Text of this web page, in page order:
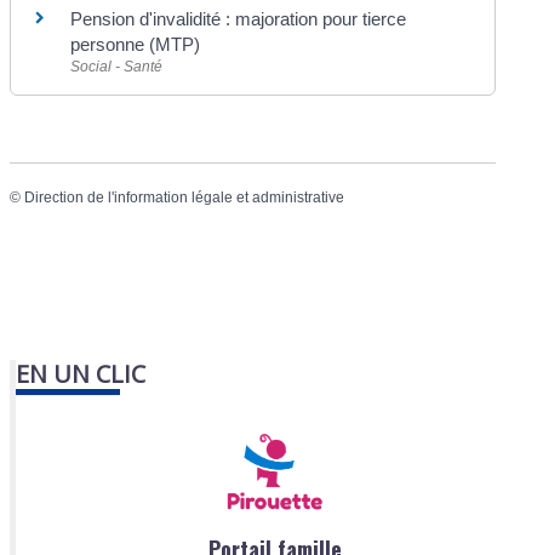
Pension d'invalidité : majoration pour tierce
personne (MTP)
Social - Santé
© Direction de l'information légale et administrative
EN UN CLIC